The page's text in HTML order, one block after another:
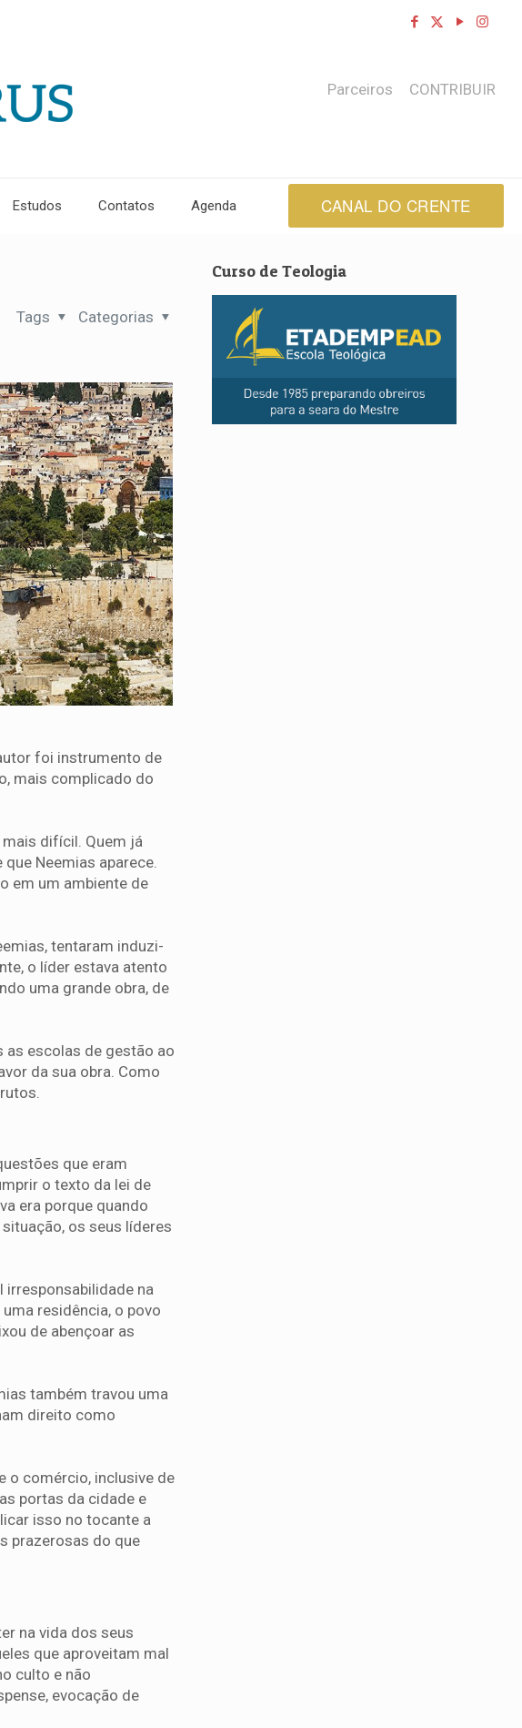
Estudos Contatos Agenda
Parceiros CONTRIBUIR
CANAL DO CRENTE
Categorias
Tags
foi instrumento de
mais complicado do
difícil. Quem já
Neemias aparece.
em um ambiente de
tentaram induzi-
o líder estava atento
uma grande obra, de
as escolas de gestão ao
da sua obra. Como
que eram
o texto da lei de
era porque quando
os seus líderes
na
residência, o povo
de abençoar as
também travou uma
direito como
o comércio, inclusive de
portas da cidade e
isso no tocante a
prazerosas do que
na vida dos seus
que aproveitam mal
culto e não
evocação de
Curso de Teologia